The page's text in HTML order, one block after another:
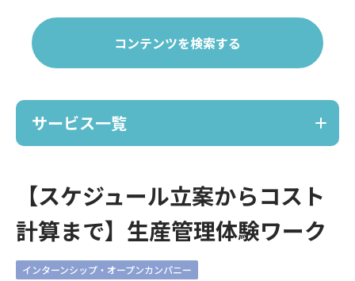
コンテンツを検索する
サービス一覧
サービス
ノーコードで採用サイト作成
TRACE
【スケジュール立案からコスト
計算まで】生産管理体験ワーク
インターンシップ・オープンカンパニー